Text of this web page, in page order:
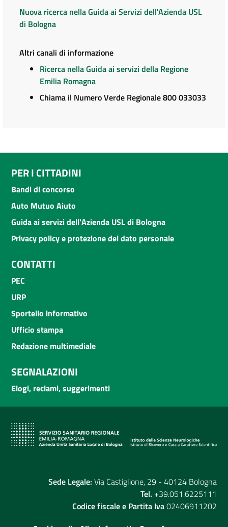
Nuova ricerca nella Guida ai Servizi dell'Azienda USL
di Bologna
Altri canali di informazione
Ricerca nella Guida ai servizi della Regione
Emilia Romagna
Chiama il Numero Verde Regionale 800 033033
PER I CITTADINI
Bandi di concorso
Auto Mutuo Aiuto
Guida ai servizi dell'Azienda USL di Bologna
Privacy policy e protezione del dato personale
CONTATTI
PEC
URP
Sportello informativo
Ufficio stampa
Redazione multimediale
SEGNALAZIONI
Elogi, reclami, suggerimenti
Sede Legale: Via Castiglione, 29 - 40124 Bologna
Tel. +39.051.6225111
Codice fiscale e Partita Iva02406911202